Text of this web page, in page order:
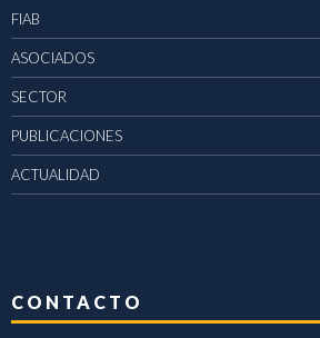
FIAB
ASOCIADOS
SECTOR
PUBLICACIONES
ACTUALIDAD
CONTACTO